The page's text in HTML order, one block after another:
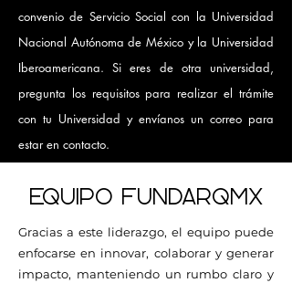
convenio de Servicio Social con la Universidad
Nacional Autónoma de México y la Universidad
Iberoamericana. Si eres de otra universidad,
pregunta los requisitos para realizar el trámite
con tu Universidad y envíanos un correo para
estar en contacto.
EQUIPO FUNDARQMX
Gracias a este liderazgo, el equipo puede
enfocarse en innovar, colaborar y generar
impacto, manteniendo un rumbo claro y